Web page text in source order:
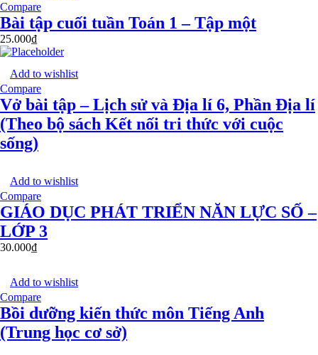
Compare
Bài tập cuối tuần Toán 1 – Tập một
25.000₫
Add to wishlist
Compare
Vở bài tập – Lịch sử và Địa lí 6, Phần Địa lí
(Theo bộ sách Kết nối tri thức với cuộc
sống)
Add to wishlist
Compare
GIÁO DỤC PHÁT TRIỂN NĂN LỰC SỐ –
LỚP 3
30.000₫
Add to wishlist
Compare
Bồi dưỡng kiến thức môn Tiếng Anh
(Trung học cơ sở)